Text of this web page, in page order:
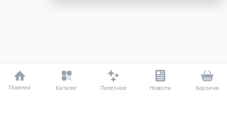
Главная Каталог Полезное Новости Корзина